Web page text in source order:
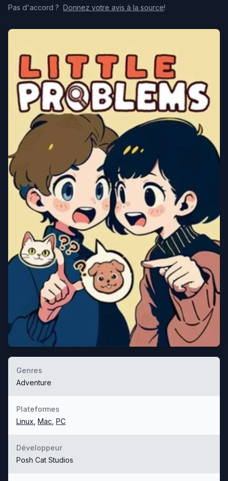
Pas d'accord ? Donnez votre avis à la source!
Genres
Adventure
Plateformes
Linux Mac PC
Développeur
Posh Cat Studios